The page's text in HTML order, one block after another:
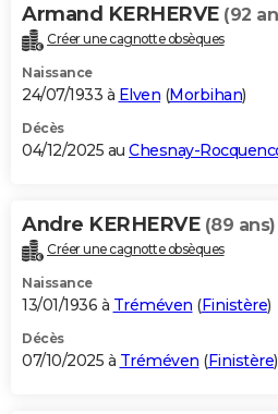
Armand KERHERVE (92
Créer une cagnotte obsèques
Naissance
24/07/1933 à Elven (Morbihan)
Décès
04/12/2025 au Chesnay-
Andre KERHERVE (89 ans)
Créer une cagnotte obsèques
Naissance
13/01/1936 à Tréméven (Finistère)
Décès
07/10/2025 à Tréméven (Finistère)